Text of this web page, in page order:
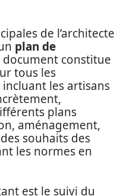
de l’architecte
plan de
document constitue
tous les
les artisans
plans
aménagement,
souhaits des
les normes en
est le suivi du